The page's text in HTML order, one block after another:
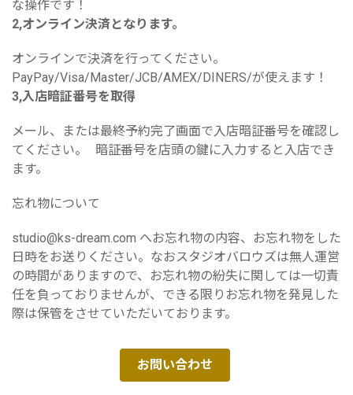
な操作です！
2,オンライン決済となります。
オンラインで決済を行ってください。
PayPay/Visa/Master/JCB/AMEX/DINERS/が使えます！
3,入店暗証番号を取得
メール、または最終予約完了画面で入店暗証番号を確認し
てください。 暗証番号を店頭の鍵に入力すると入店でき
ます。
忘れ物について
studio@ks-dream.com へお忘れ物の内容、お忘れ物をした
日時をお送りください。なおスタジオバロウズは無人運営
の時間がありますので、お忘れ物の紛失に関しては一切責
任を負っておりませんが、できる限りお忘れ物を発見した
際は保管をさせていただいております。
お問い合わせ